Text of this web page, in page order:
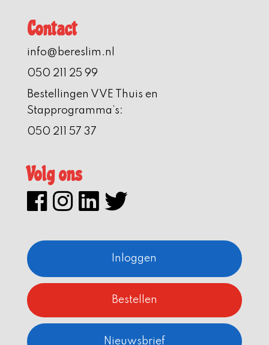
Contact
info@bereslim.nl
050 211 25 99
Bestellingen VVE Thuis en
Stapprogramma’s:
050 211 57 37
Volg ons
Inloggen
Bestellen
Nieuwsbrief